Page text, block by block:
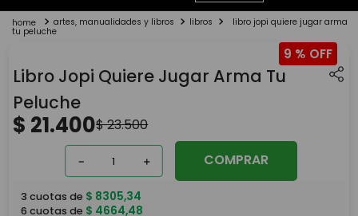
2.
lego
4.
monopatin
5 . toy story
artes, manualidades y libros libros libro jopi quiere jugar arma
tu peluche
9 %
Libro Jopi Quiere Jugar Arma Tu
Peluche
$ 21.400$23.500
＋
－ COMPRAR
3 cuotas de $ 8305,34
6 cuotas de $ 4664,48